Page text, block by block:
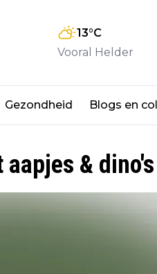
13°C
Vooral Helder
Gezondheid Blogs en
& dino's